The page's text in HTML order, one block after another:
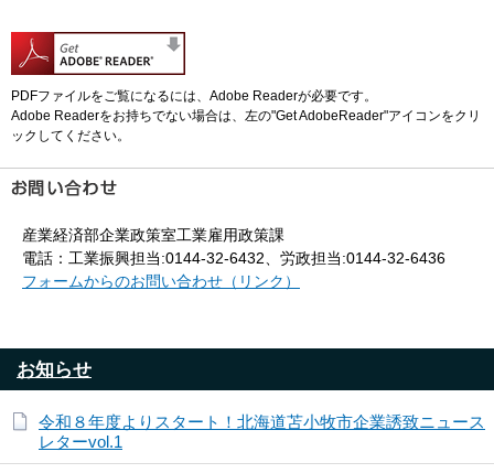
PDFファイルをご覧になるには、Adobe Readerが必要です。
Adobe Readerをお持ちでない場合は、左の"Get AdobeReader"アイコンをクリ
ックしてください。
産業経済部企業政策室工業雇用政策課
電話：工業振興担当:0144-32-6432、労政担当:0144-32-6436
フォームからのお問い合わせ（リンク）
お知らせ
令和８年度よりスタート！北海道苫小牧市企業誘致ニュース
レターvol.1